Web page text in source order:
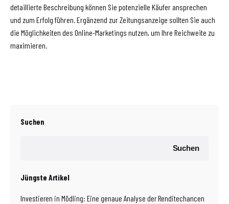
detaillierte Beschreibung können Sie potenzielle Käufer ansprechen
und zum Erfolg führen. Ergänzend zur Zeitungsanzeige sollten Sie auch
die Möglichkeiten des Online-Marketings nutzen, um Ihre Reichweite zu
maximieren.
Suchen
Suchen
Jüngste Artikel
Investieren in Mödling: Eine genaue Analyse der Renditechancen